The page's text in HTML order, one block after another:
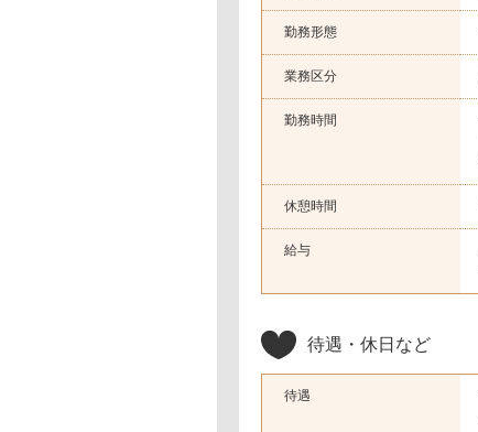
勤務形態
業務区分
勤務時間
休憩時間
給与
待遇・休日など
待遇